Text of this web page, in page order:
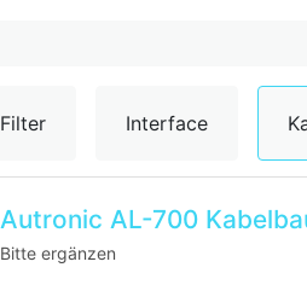
Filter Interface
Autronic AL-700
Bitte ergänzen